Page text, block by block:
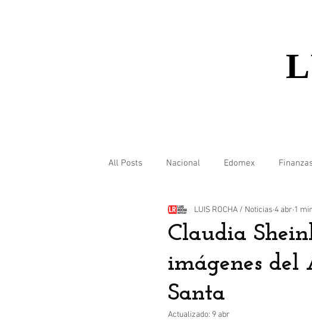
All Posts Nacional Edomex
Internacional
Claudia
imágenes del
Santa
LUIS ROCHA / Noticias 4 abr 1
Actualizado: 9 abr